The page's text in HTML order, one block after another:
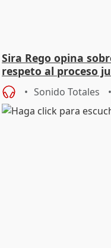
Sira Rego opina
respeto al proceso
Sonido Totales